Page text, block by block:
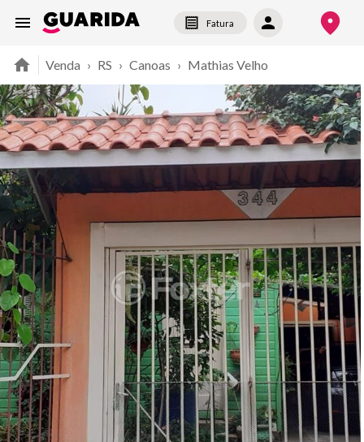
Fatura
Venda › RS › Canoas › Mathias Velho